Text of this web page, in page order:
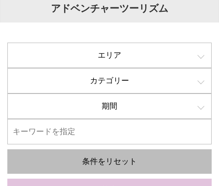
アドベンチャーツーリズム
エリア
カテゴリー
期間
条件をリセット